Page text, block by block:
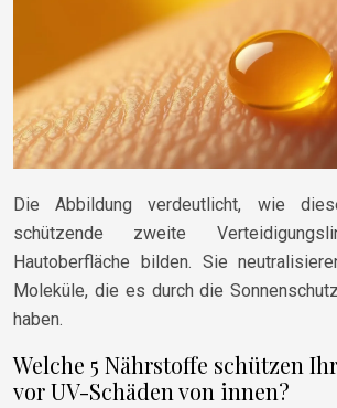
Die Abbildung verdeutlicht, wie
schützende zweite
Hautoberfläche bilden. Sie
Moleküle, die es durch die
haben.
Welche 5 Nährstoffe schützen
vor UV-Schäden von innen?